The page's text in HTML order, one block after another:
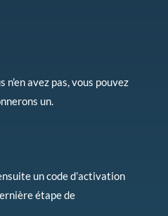
avez pas, vous pouvez
un.
un code d’activation
étape de